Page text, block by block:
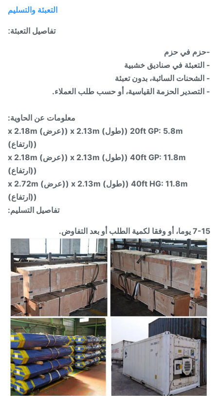
التعبئة والتسليم
تفاصيل التعبئة:
في حزم
في صناديق خشبية
السائبة، بدون تعبئة
الحزمة القياسية، أو حسب طلب العملاء.
معلومات عن الحاوية:
20ft GP: 5.8m ((طول) x 2.13m ((عرض) x 2.18m
((ارتفاع)
40ft GP: 11.8m ((طول) x 2.13m ((عرض) x 2.18m
((ارتفاع)
40ft HG: 11.8m ((طول) x 2.13m ((عرض) x 2.72m
((ارتفاع)
تفاصيل التسليم:
أو بعد التفاوض.